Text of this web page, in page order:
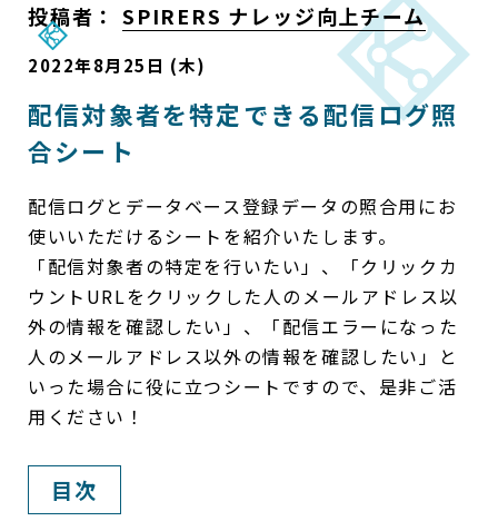
投稿者： SPIRERS ナレッジ向上チーム
2022年8月25日 (木)
配信対象者を特定できる配信ログ照
合シート
配信ログとデータベース登録データの照合用にお
使いいただけるシートを紹介いたします。
「配信対象者の特定を行いたい」、「クリックカ
ウントURLをクリックした人のメールアドレス以
外の情報を確認したい」、「配信エラーになった
人のメールアドレス以外の情報を確認したい」と
いった場合に役に立つシートですので、是非ご活
用ください！
目次